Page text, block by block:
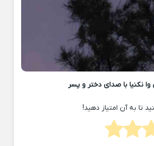
نکنیا با صدای دختر و پسر
تا به آن امتیاز دهید!